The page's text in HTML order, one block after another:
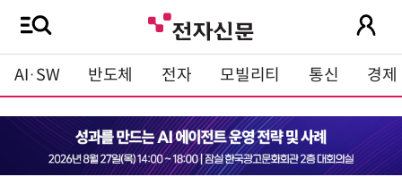
AI·SW 반도체 전자 모빌리티 통신 경제